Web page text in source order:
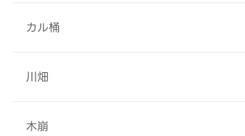
カル桶
川畑
木崩